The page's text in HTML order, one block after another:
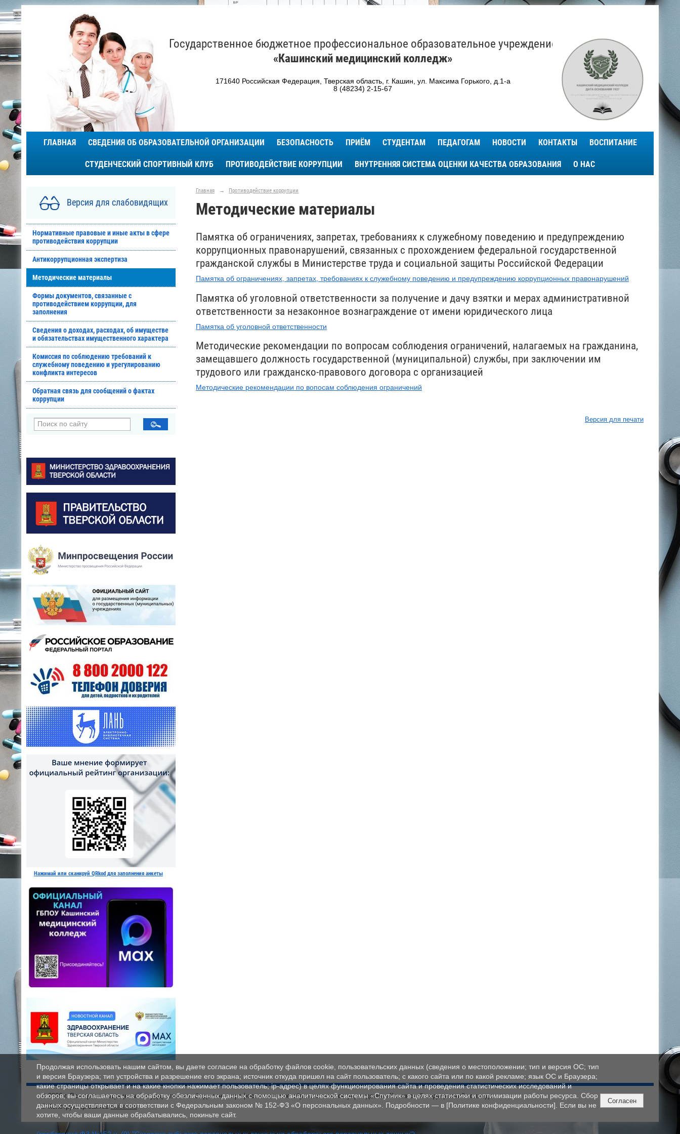
Государственное бюджетное профессиональное образовательное учреждение
«Кашинский медицинский колледж»
171640 Российская Федерация, Тверская область, г. Кашин, ул. Максима Горького, д.1-а
8 (48234) 2-15-67
ГЛАВНАЯ СВЕДЕНИЯ ОБ ОБРАЗОВАТЕЛЬНОЙ ОРГАНИЗАЦИИ БЕЗОПАСНОСТЬ ПРИЁМ СТУДЕНТАМ ПЕДАГОГАМ НОВОСТИ КОНТАКТЫ ВОСПИТАНИЕ
СТУДЕНЧЕСКИЙ СПОРТИВНЫЙ КЛУБ ПРОТИВОДЕЙСТВИЕ КОРРУПЦИИ ВНУТРЕННЯЯ СИСТЕМА ОЦЕНКИ КАЧЕСТВА ОБРАЗОВАНИЯ О НАС
Версия для слабовидящих
Нормативные правовые и иные акты в сфере
противодействия коррупции
Антикоррупционная экспертиза
Методические материалы
Формы документов, связанные с
противодействием коррупции, для
заполнения
Сведения о доходах, расходах, об имуществе
и обязательствах имущественного характера
Комиссия по соблюдению требований к
служебному поведению и урегулированию
конфликта интересов
Обратная связь для сообщений о фактах
коррупции
Нажимай или сканируй QRkod для заполнения анкеты
Главная → Противодействие коррупции
Методические материалы
Памятка об ограничениях, запретах, требованиях к служебному поведению и предупреждению
коррупционных правонарушений, связанных с прохождением федеральной государственной
гражданской службы в Министерстве труда и социальной защиты Российской Федерации
Памятка об ограничениях, запретах, требованиях к служебному поведению и предупреждению коррупционных правонарушений
Памятка об уголовной ответственности за получение и дачу взятки и мерах административной
ответственности за незаконное вознаграждение от имени юридического лица
Памятка об уголовной ответственности
Методические рекомендации по вопросам соблюдения ограничений, налагаемых на гражданина,
замещавшего должность государственной (муниципальной) службы, при заключении им
трудового или гражданско-правового договора с организацией
Методические рекомендации по вопосам соблюдения ограничений
Версия для печати
© 2026 г. Все права защищены. Государственное бюджетное профессиональное образовательное учреждение «Кашинский медицинский колледж»
© Конструктор сайтовNubex.ru
Продолжая использовать нашим сайтом, вы даете согласие на обработку файлов cookie, пользовательских данных (сведения о местоположении; тип и версия ОС; тип
и версия Браузера; тип устройства и разрешение его экрана; источник откуда пришел на сайт пользователь; с какого сайта или по какой рекламе; язык ОС и Браузера;
какие страницы открывает и на какие кнопки нажимает пользователь; ip-адрес) в целях функционирования сайта и проведения статистических исследований и
обзоров; вы соглашаетесь на обработку обезличенных данных с помощью аналитической системы «Спутник» в целях статистики и оптимизации работы ресурса. Сбор
данных осуществляется в соответствии с Федеральным законом № 152‑ФЗ «О персональных данных». Подробности — в [Политике конфиденциальности]. Если вы не
хотите, чтобы ваши данные обрабатывались, покиньте сайт.
Согласен